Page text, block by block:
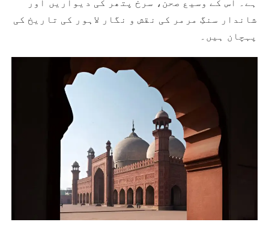
شاندار سنگِ مرمر کی نقش و نگار لاہور کی تاریخ کی
پہچان ہیں۔